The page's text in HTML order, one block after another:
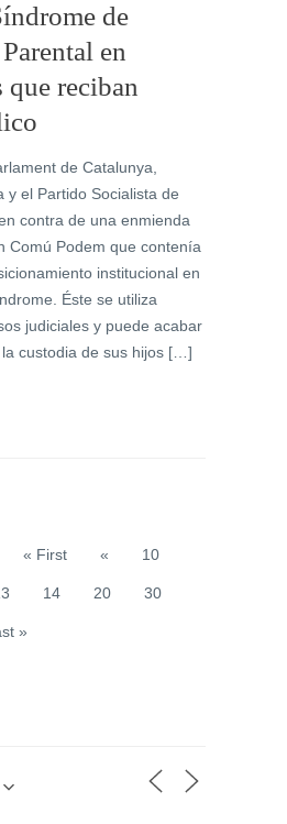
de
en
que reciban
de Catalunya,
y el Partido Socialista de
contra de una enmienda
Comú Podem que contenía
institucional en
Éste se utiliza
judiciales y puede acabar
custodia de sus hijos […]
« First « 10
14 20 30
»